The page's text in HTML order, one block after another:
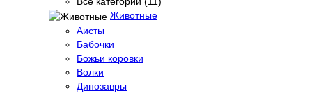
Животные
Аисты
Бабочки
Божьи коровки
Волки
Динозавры